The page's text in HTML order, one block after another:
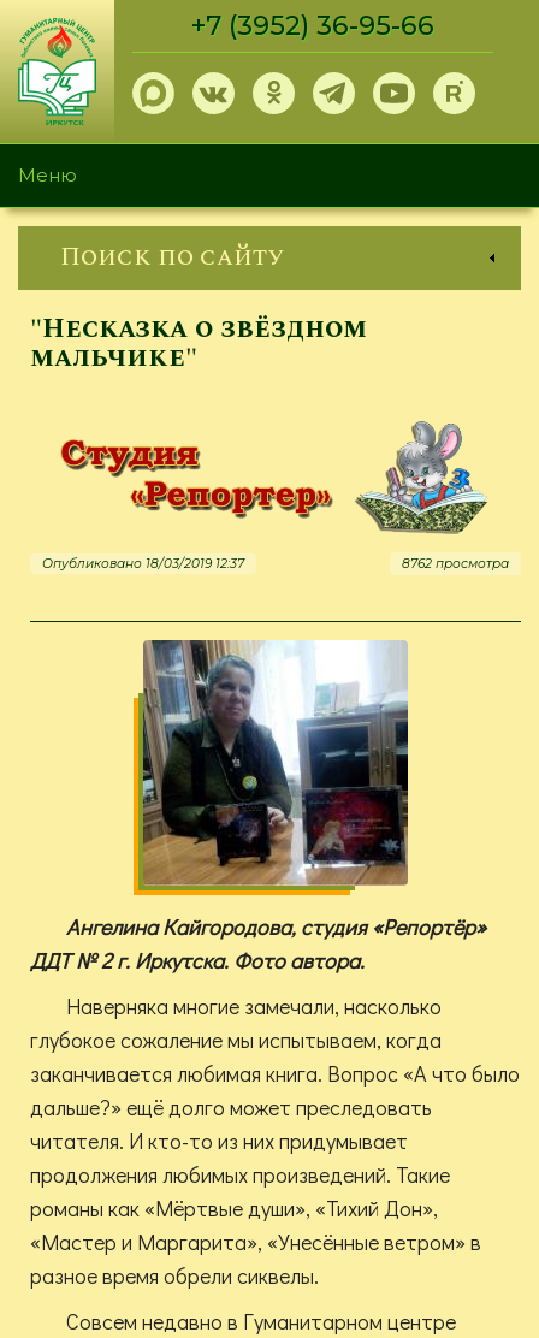
Перейти
основному
содержанию
+7 (3952) 36-95-66
Меню
Поиск по сайту
"Несказка о звёздном
мальчике"
Опубликовано 18/03/2019 12:37 8762 просмотра
Ангелина Кайгородова, студия «Репортёр»
ДДТ № 2 г. Иркутска. Фото автора.
Наверняка многие замечали, насколько
глубокое сожаление мы испытываем, когда
заканчивается любимая книга. Вопрос «А что было
дальше?» ещё долго может преследовать
читателя. И кто-то из них придумывает
продолжения любимых произведений. Такие
романы как «Мёртвые души», «Тихий Дон»,
«Мастер и Маргарита», «Унесённые ветром» в
разное время обрели сиквелы.
Совсем недавно в Гуманитарном центре